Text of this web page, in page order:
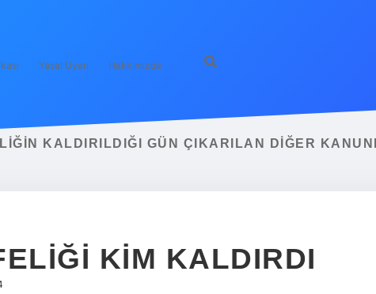
Yasal Uyarı Hakkımızda
KALDIRILDIĞI GÜN ÇIKARILAN DIĞER
KIM KALDIRDI